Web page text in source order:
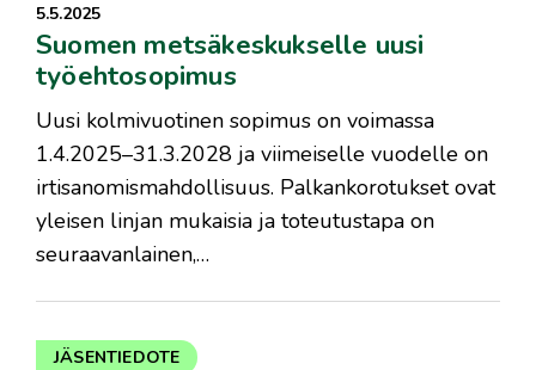
5.5.2025
Suomen metsäkeskukselle uusi
työehtosopimus
Uusi kolmivuotinen sopimus on voimassa
1.4.2025–31.3.2028 ja viimeiselle vuodelle on
irtisanomismahdollisuus. Palkankorotukset ovat
yleisen linjan mukaisia ja toteutustapa on
seuraavanlainen,…
JÄSENTIEDOTE